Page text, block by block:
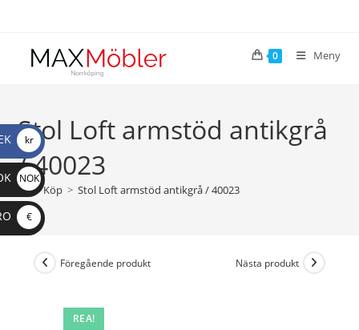
0 Meny
Stol Loft armstöd antikgrå
/ 40023
> Köp > Stol Loft armstöd antikgrå / 40023
REA!
Föregående produkt Nästa produkt
kr
NOK
€